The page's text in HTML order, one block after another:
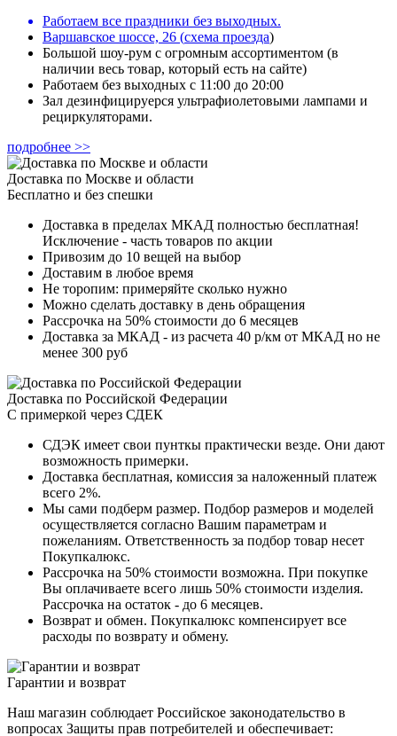
Работаем все праздники без выходных.
Варшавское шоссе, 26 (схема проезда)
Большой шоу-рум с огромным ассортиментом (в
наличии весь товар, который есть на сайте)
Работаем без выходных с 11:00 до 20:00
Зал дезинфицируерся ультрафиолетовыми лампами и
рециркуляторами.
подробнее >>
Доставка по Москве и области
Бесплатно и без спешки
Доставка в пределах МКАД полностью бесплатная!
Исключение - часть товаров по акции
Привозим до 10 вещей на выбор
Доставим в любое время
Не торопим: примеряйте сколько нужно
Можно сделать доставку в день обращения
Рассрочка на 50% стоимости до 6 месяцев
Доставка за МКАД - из расчета 40 р/км от МКАД но не
менее 300 руб
Доставка по Российской Федерации
С примеркой через СДЕК
СДЭК имеет свои пунткы практически везде. Они дают
возможность примерки.
Доставка бесплатная, комиссия за наложенный платеж
всего 2%.
Мы сами подберм размер. Подбор размеров и моделей
осуществляется согласно Вашим параметрам и
пожеланиям. Ответственность за подбор товар несет
Покупкалюкс.
Рассрочка на 50% стоимости возможна. При покупке
Вы оплачиваете всего лишь 50% стоимости изделия.
Рассрочка на остаток - до 6 месяцев.
Возврат и обмен. Покупкалюкс компенсирует все
расходы по возврату и обмену.
Гарантии и возврат
Наш магазин соблюдает Российское законодательство в
вопросах Защиты прав потребителей и обеспечивает: